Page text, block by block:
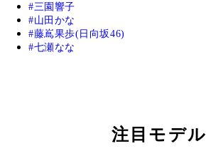
三園響子
山田かな
藤嶌果歩(日向坂46)
七瀬なな
注目モデル